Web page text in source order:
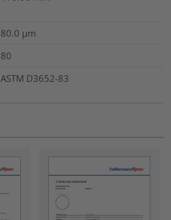
80.0 µm
80
ASTM D3652-83